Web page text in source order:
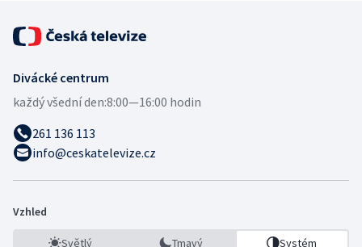
Divácké centrum
každý všední den:8:00—16:00 hodin
261 136 113
info@ceskatelevize.cz
Vzhled
Světlý Tmavý Systém